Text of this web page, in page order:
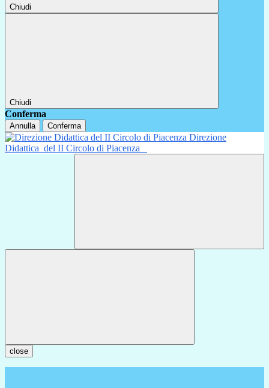
Chiudi
Chiudi
Conferma
Annulla Conferma
Direzione
Didattica del II Circolo di Piacenza
close